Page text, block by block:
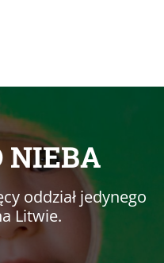
NIEBA
oddział jedynego
Litwie.